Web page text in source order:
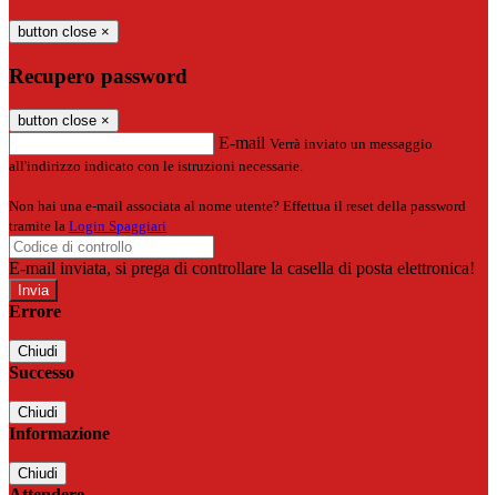
button close ×
Recupero password
button close ×
E-mail Verrà inviato un messaggio
all'indirizzo indicato con le istruzioni necessarie.
Non hai una e-mail associata al nome utente? Effettua il reset della password
tramite la Login Spaggiari
E-mail inviata, si prega di controllare la casella di posta elettronica!
Errore
Chiudi
Successo
Chiudi
Informazione
Chiudi